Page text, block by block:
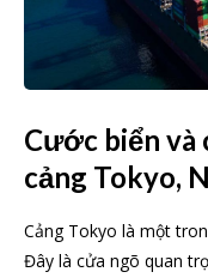
Cước biển và
cảng Tokyo,
Cảng Tokyo là một
Đây là cửa ngõ quan